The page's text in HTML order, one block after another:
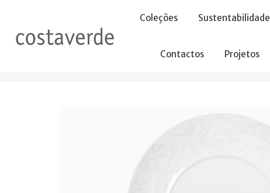
Coleções
Sustentabilidade
Contactos Projetos